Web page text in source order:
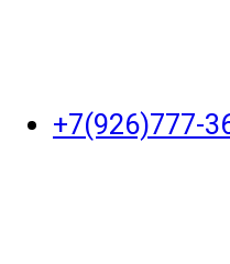
+7(926)777-